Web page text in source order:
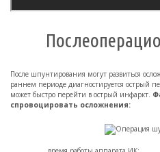
После шпунтирования могут развиться
раннем периоде диагностируется острый
может быстро перейти в острый инфаркт.
спровоцировать осложнения: